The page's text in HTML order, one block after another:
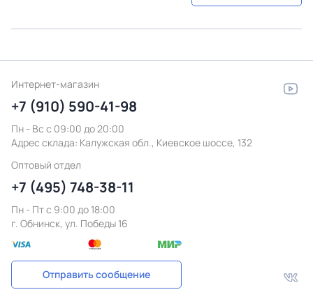
Интернет-магазин
+7 (910) 590-41-98
Пн - Вс с 09:00 до 20:00
Адрес склада: Калужская обл., Киевское шоссе, 132
Оптовый отдел
+7 (495) 748-38-11
Пн - Пт c 9:00 до 18:00
г. Обнинск, ул. Победы 16
Отправить сообщение